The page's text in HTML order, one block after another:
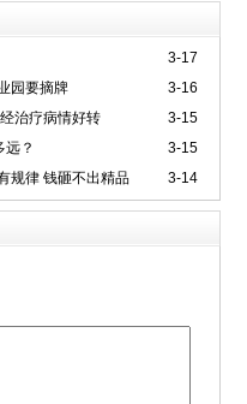
3-17
3-16
园要摘牌
3-15
治疗病情好转
3-15
远？
3-14
规律 钱砸不出精品